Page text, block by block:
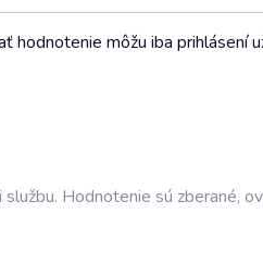
hodnotenie môžu iba prihlásení
Hodnotenie sú zberané,